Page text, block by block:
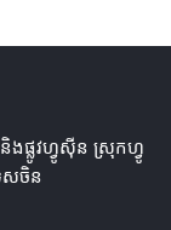
ងផ្លូវហ្វូស៊ីន ស្រុកហ្វូ
សចិន